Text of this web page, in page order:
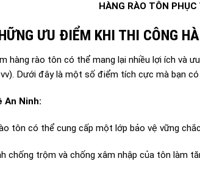
HÀNG RÀO TÔN
ƯU ĐIỂM KHI THI CÔNG
hàng rào tôn có thể mang lại nhiều lợi ích và
Dưới đây là một số điểm tích cực mà bạn
An Ninh:
tôn có thể cung cấp một lớp bảo vệ vững
chống trộm và chống xâm nhập của tôn làm